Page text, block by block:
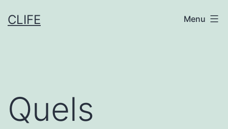
auCLIFE Menu
Quels